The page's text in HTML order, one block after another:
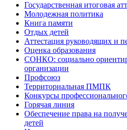
Государственная итоговая
Молодежная политика
Книга памяти
Отдых детей
Аттестация руководящих и
Оценка образования
СОНКО: социально
организации
Профсоюз
Территориальная ПМПК
Конкурсы
Горячая линия
Обеспечение права на
детей